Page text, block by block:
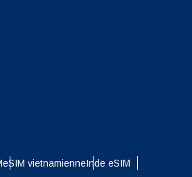
eSIM vietnamienneInde eSIM